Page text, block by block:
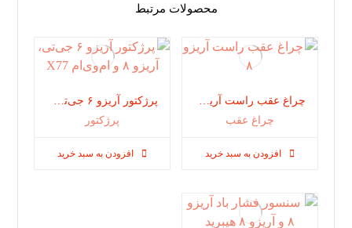
محصولات مرتبط
چراغ عقب راست آریزو ۸
چراغ عقب
افزودن به سبد خرید
پرژکتور آریزو ۶ جی‌تی، آریزو ۸ و ام‌وی‌ام X77
پرژکتور
افزودن به سبد خرید